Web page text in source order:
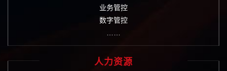
业务管控
数字管控
人力资源